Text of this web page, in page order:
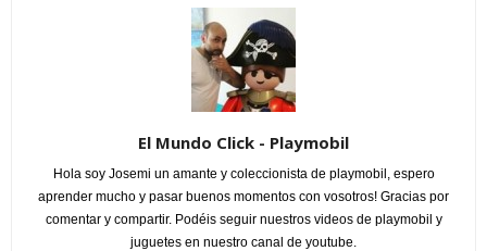
El Mundo Click - Playmobil
Hola soy Josemi un amante y coleccionista de playmobil, espero
aprender mucho y pasar buenos momentos con vosotros! Gracias por
comentar y compartir. Podéis seguir nuestros videos de playmobil y
juguetes en nuestro canal de youtube.